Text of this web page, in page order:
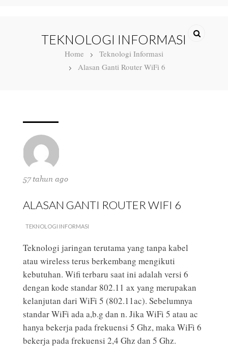
TEKNOLOGI INFORMASI
Home
Teknologi Informasi
Alasan Ganti Router WiFi 6
57 tahun ago
ALASAN GANTI ROUTER WIFI 6
TEKNOLOGI INFORMASI
Teknologi jaringan terutama yang tanpa kabel
atau wireless terus berkembang mengikuti
kebutuhan. Wifi terbaru saat ini adalah versi 6
dengan kode standar 802.11 ax yang merupakan
kelanjutan dari WiFi 5 (802.11ac). Sebelumnya
standar WiFi ada a,b.g dan n. Jika WiFi 5 atau ac
hanya bekerja pada frekuensi 5 Ghz, maka WiFi 6
bekerja pada frekuensi 2,4 Ghz dan 5 Ghz.